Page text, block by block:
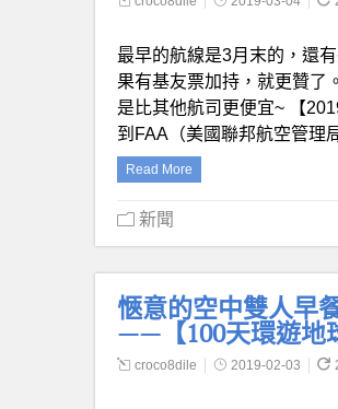
最早的航線是3月末的，還
果有基友票加持，就更贊了
是比其他航司更便宜~ 【
到FAA（美國聯邦航空管理
Read More
新聞
愜意的空中雙人早
——【100天環遊地
croco8dile 2019-02-03